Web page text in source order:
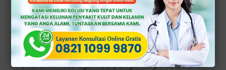
Pada usia tertentu, terutama selama periode
menopause, ketika kadar estrogen menurun,
erosi serviks dapat mengalami perubahan.
Penurunan estrogen berpengaruh pada struktur